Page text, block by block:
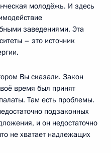
молодёжь. И здесь
заведениями. Эта
– это источник
Вы сказали. Закон
время был принят
Там есть проблемы.
подзаконных
и он недостаточно
не хватает надлежащих